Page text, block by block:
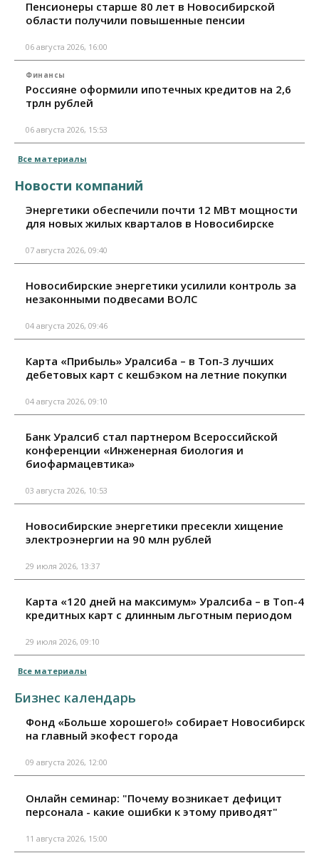
Пенсионеры старше 80 лет в Новосибирской
области получили повышенные пенсии
06 августа 2026, 16:00
Финансы
Россияне оформили ипотечных кредитов на 2,6
трлн рублей
06 августа 2026, 15:53
Все материалы
Новости компаний
Энергетики обеспечили почти 12 МВт мощности
для новых жилых кварталов в Новосибирске
07 августа 2026, 09:40
Новосибирские энергетики усилили контроль за
незаконными подвесами ВОЛС
04 августа 2026, 09:46
Карта «Прибыль» Уралсиба – в Топ-3 лучших
дебетовых карт с кешбэком на летние покупки
04 августа 2026, 09:10
Банк Уралсиб стал партнером Всероссийской
конференции «Инженерная биология и
биофармацевтика»
03 августа 2026, 10:53
Новосибирские энергетики пресекли хищение
электроэнергии на 90 млн рублей
29 июля 2026, 13:37
Карта «120 дней на максимум» Уралсиба – в Топ-4
кредитных карт с длинным льготным периодом
29 июля 2026, 09:10
Все материалы
Бизнес календарь
Фонд «Больше хорошего!» собирает Новосибирск
на главный экофест города
09 августа 2026, 12:00
Онлайн семинар: "Почему возникает дефицит
персонала - какие ошибки к этому приводят"
11 августа 2026, 15:00